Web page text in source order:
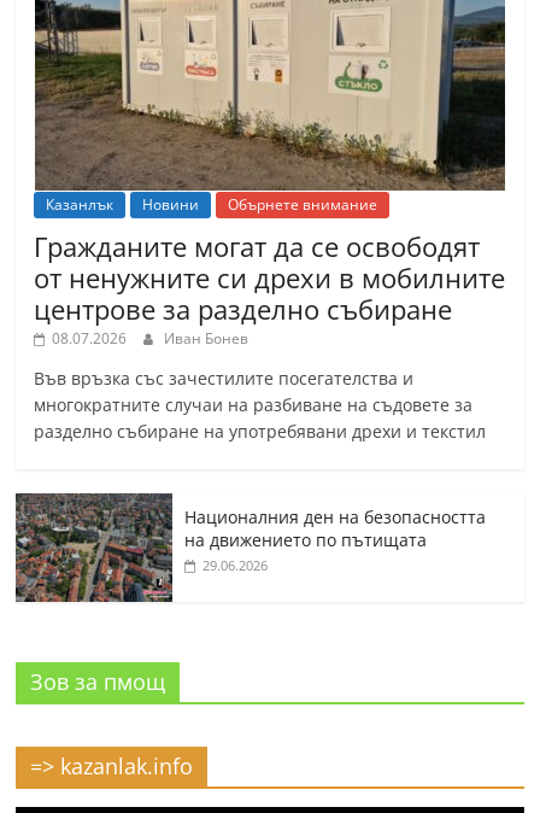
Казанлък Новини Обърнете внимание
Гражданите могат да се освободят
от ненужните си дрехи в мобилните
центрове за разделно събиране
08.07.2026 Иван Бонев
Във връзка със зачестилите посегателства и
многократните случаи на разбиване на съдовете за
разделно събиране на употребявани дрехи и текстил
Националния ден на безопасността
на движението по пътищата
29.06.2026
Зов за пмощ
=> kazanlak.info